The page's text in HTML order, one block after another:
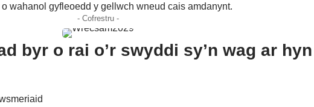
wahanol gyfleoedd y gellwch wneud cais amdanynt.
- Cofrestru -
byr o rai o’r swyddi sy’n wag ar hyn